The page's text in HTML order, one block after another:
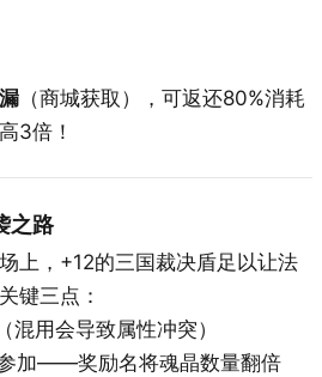
（商城获取），可返还80%消耗
3倍！
之路
上，+12的三国裁决盾足以让法
键三点：
混用会导致属性冲突）
加——奖励名将魂晶数量翻倍